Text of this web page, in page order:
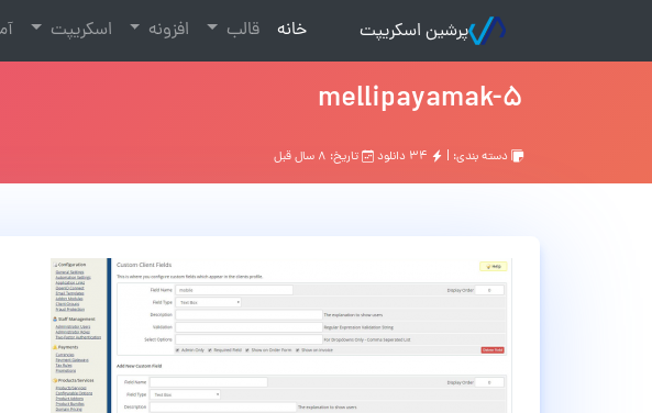
پرشین اسکریپت خانه
(current) قالب افزونه اسکریپت
mellipayamak-5
دسته بندی: | تاریخ: ۸ سال قبل